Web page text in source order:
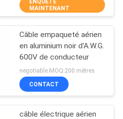
10
MAINTENANT
Câble empaqueté aérien
en aluminium noir d'A.W.G.
600V de conducteur
negotiable MOQ:200 mètres
CONTACT
câble électrique aérien